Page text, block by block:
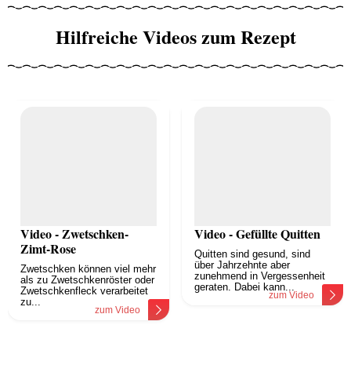
Hilfreiche Videos zum Rezept
Video - Zwetschken-
Zimt-Rose
Zwetschken können viel mehr
als zu Zwetschkenröster oder
Zwetschkenfleck verarbeitet
zu...
zum Video
Video - Gefüllte Quitten
Quitten sind gesund, sind
über Jahrzehnte aber
zunehmend in Vergessenheit
geraten. Dabei kann...
zum Video